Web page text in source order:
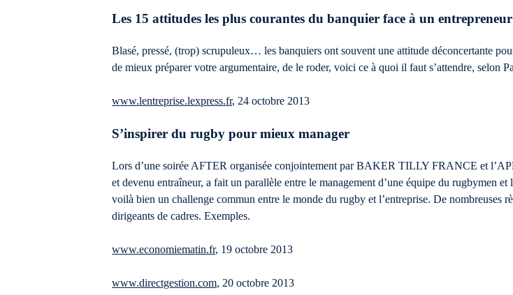
Les 15 attitudes les plus courantes du banquier face à un entrepreneur
Blasé, pressé, (trop) scrupuleux… les banquiers ont souvent une attitude déconcertante
de mieux préparer votre argumentaire, de le roder, voici ce à quoi il faut s’attendre,
www.lentreprise.lexpress.fr, 24 octobre 2013
S’inspirer du rugby pour mieux manager
Lors d’une soirée AFTER organisée conjointement par BAKER TILLY FRANCE et
et devenu entraîneur, a fait un parallèle entre le management d’une équipe du rugbymen
voilà bien un challenge commun entre le monde du rugby et l’entreprise. De nombreuses
dirigeants de cadres. Exemples.
www.economiematin.fr, 19 octobre 2013
www.directgestion.com, 20 octobre 2013